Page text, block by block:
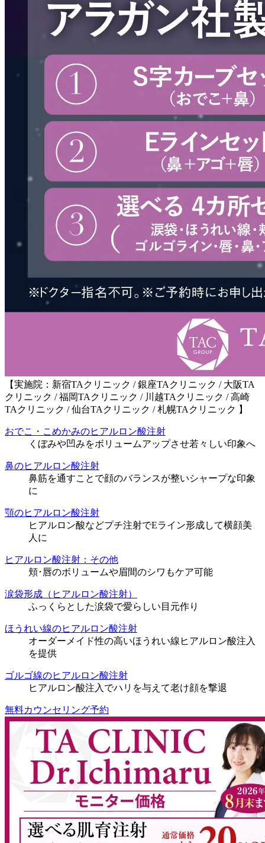
【実施院：新宿TAクリニック / 銀座TAクリニック / 大阪TA
クリニック / 福岡TAクリニック / 川越TAクリニック / 高崎
TAクリニック / 仙台TAクリニック / 札幌TAクリニック 】
おでこ・こめかみのヒアルロン酸注射
くぼみや凹みをボリュームアップさせ若々しい印象へ
鼻のヒアルロン酸注射
鼻筋を通すことで顔のバランスが整いシャープな印象
に
顎のヒアルロン酸注射
ヒアルロン酸などプチ注射でEライン形成して横顔美
人に
ヒアルロン酸注射：その他
頬･唇のボリュームや眉間のシワもケア可能
涙袋形成（ヒアルロン酸注射）
ふっくらとした涙袋で愛らしい目元作り
ほうれい線のヒアルロン酸注射
オーダーメイド性の高いほうれい線ヒアルロン酸注入
を提供
ゴルゴ線のヒアルロン酸注射
ヒアルロン酸注入でハリを与えて老け顔を撃退
無料カウンセリング予約